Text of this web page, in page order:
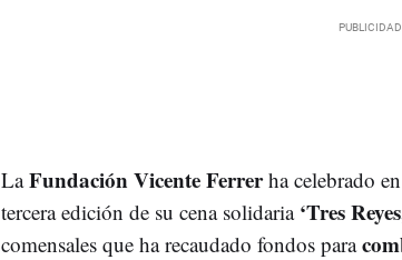
LaFundación Vicente Ferrerha celebrado
tercera edición de su cena solidaria ‘Tres
comensales que ha recaudado fondos para